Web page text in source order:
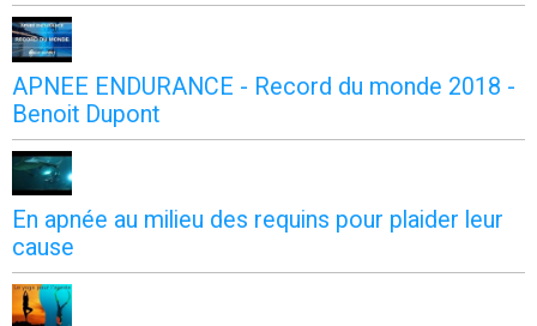
APNEE ENDURANCE - Record du monde 2018 -
Benoit Dupont
En apnée au milieu des requins pour plaider leur
cause